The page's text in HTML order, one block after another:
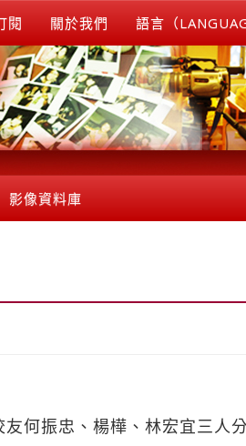
閱 關於我們 語言（
影像資料庫
何振忠、楊樺、林宏宜三人